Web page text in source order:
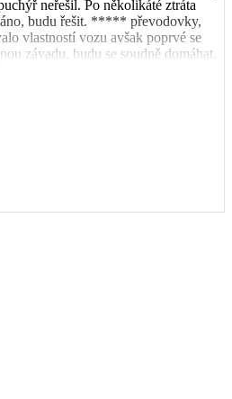
neřešil. Po několikáté ztráta
budu řešit. ***** převodovky,
vlastností vozu avšak poprvé se
závadu, budu se soudně domáhat.